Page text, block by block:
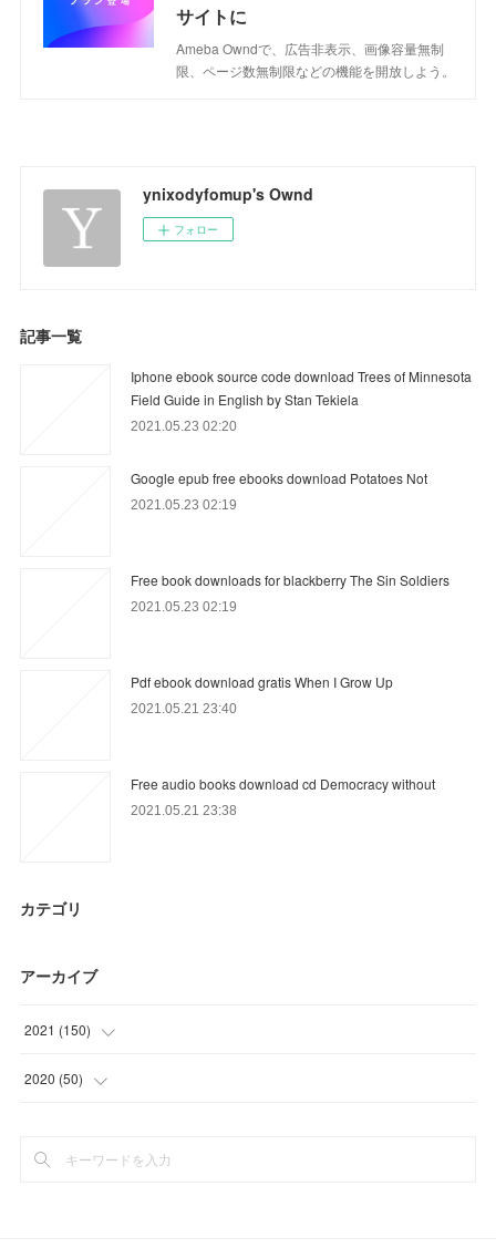
サイトに
Ameba Owndで、広告非表示、画像容量無制
限、ページ数無制限などの機能を開放しよう。
ynixodyfomup's Ownd
フォロー
記事一覧
Iphone ebook source code download Trees of Minnesota
Field Guide in English by Stan Tekiela
2021.05.23 02:20
Google epub free ebooks download Potatoes Not
2021.05.23 02:19
Free book downloads for blackberry The Sin Soldiers
2021.05.23 02:19
Pdf ebook download gratis When I Grow Up
2021.05.21 23:40
Free audio books download cd Democracy without
2021.05.21 23:38
カテゴリ
アーカイブ
2021 (150)
(48 )
(
2020 (50)
(